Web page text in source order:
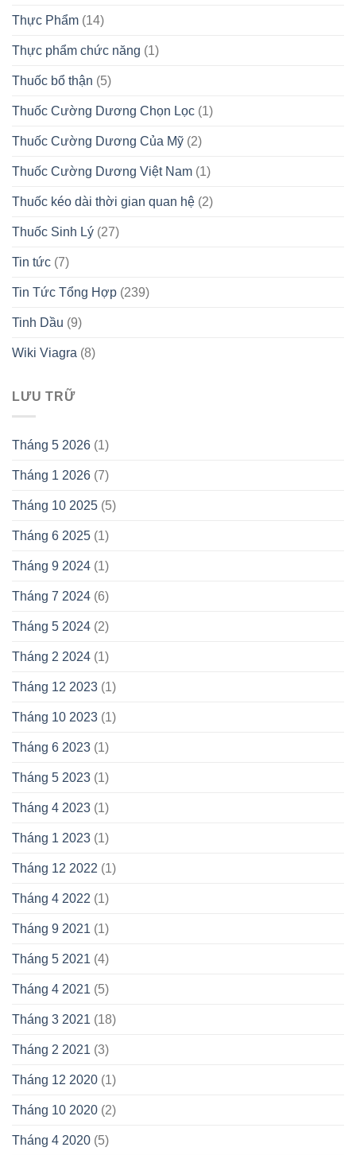
Thực Phẩm (14)
Thực phẩm chức năng (1)
Thuốc bổ thận (5)
Thuốc Cường Dương Chọn Lọc (1)
Thuốc Cường Dương Của Mỹ (2)
Thuốc Cường Dương Việt Nam (1)
Thuốc kéo dài thời gian quan hệ (2)
Thuốc Sinh Lý (27)
Tin tức (7)
Tin Tức Tổng Hợp (239)
Tinh Dầu (9)
Wiki Viagra (8)
LƯU TRỮ
Tháng 5 2026 (1)
Tháng 1 2026 (7)
Tháng 10 2025 (5)
Tháng 6 2025 (1)
Tháng 9 2024 (1)
Tháng 7 2024 (6)
Tháng 5 2024 (2)
Tháng 2 2024 (1)
Tháng 12 2023 (1)
Tháng 10 2023 (1)
Tháng 6 2023 (1)
Tháng 5 2023 (1)
Tháng 4 2023 (1)
Tháng 1 2023 (1)
Tháng 12 2022 (1)
Tháng 4 2022 (1)
Tháng 9 2021 (1)
Tháng 5 2021 (4)
Tháng 4 2021 (5)
Tháng 3 2021 (18)
Tháng 2 2021 (3)
Tháng 12 2020 (1)
Tháng 10 2020 (2)
Tháng 4 2020 (5)